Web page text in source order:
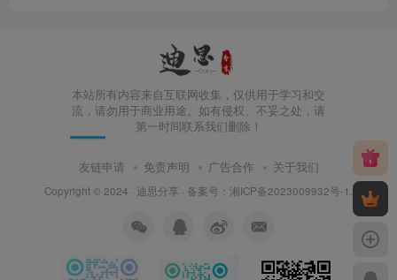
本站所有内容来自互联网收集，仅供用于学习和交
流，请勿用于商业用途。如有侵权、不妥之处，请
第一时间联系我们删除！
友链申请 免责声明 广告合作 关于我们
Copyright © 2024 · 迪思分享 · 备案号： 湘ICP备2023009932号-1 .